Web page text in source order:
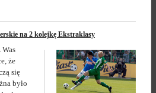
na 2 kolejkę Ekstraklasy
że
się
było